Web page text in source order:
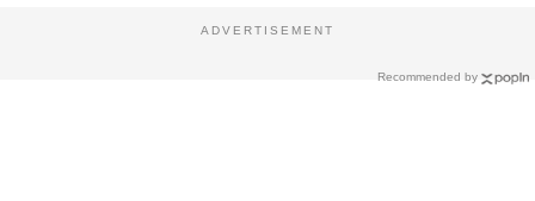
Recommended by
ADVERTISEMENT